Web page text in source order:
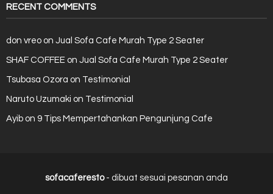
RECENT COMMENTS
don vreo on Jual Sofa Cafe Murah Type 2 Seater
SHAF COFFEE on Jual Sofa Cafe Murah Type 2 Seater
Tsubasa Ozora on Testimonial
Naruto Uzumaki on Testimonial
Ayib on 9 Tips Mempertahankan Pengunjung Cafe
sofacaferesto- dibuat sesuai pesanan anda